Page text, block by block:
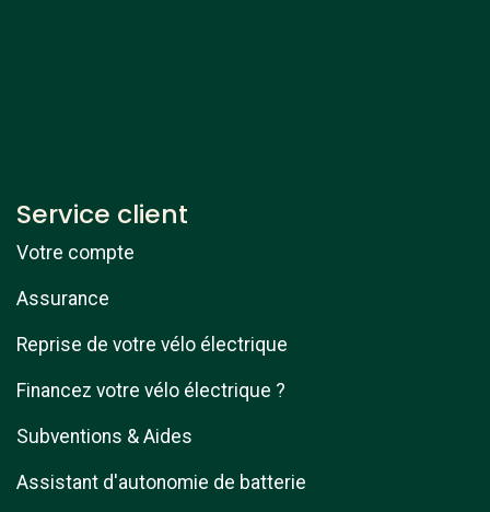
Service client
Votre compte
Assurance
Reprise de votre vélo électrique
Financez votre vélo électrique ?
Subventions & Aides
Assistant d'autonomie de batterie